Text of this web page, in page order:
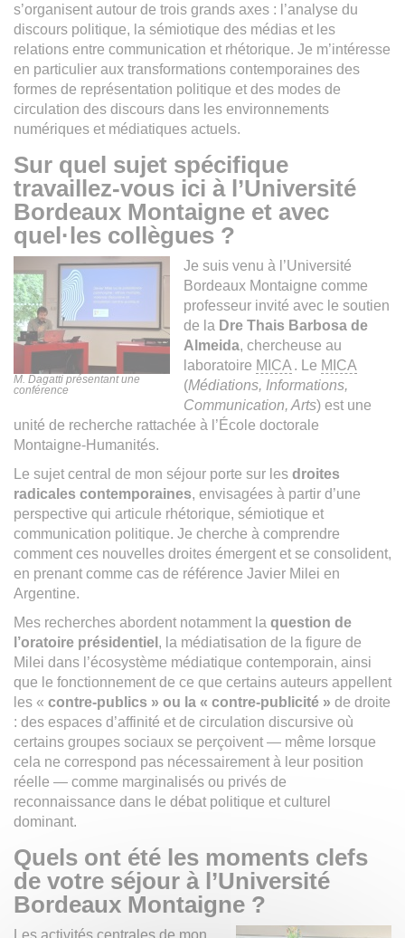
s’organisent autour de trois grands axes : l’analyse du
discours politique, la sémiotique des médias et les
relations entre communication et rhétorique. Je m’intéresse
en particulier aux transformations contemporaines des
formes de représentation politique et des modes de
circulation des discours dans les environnements
numériques et médiatiques actuels.
Sur quel sujet spécifique
travaillez-vous ici à l’Université
Bordeaux Montaigne et avec
quel·les collègues ?
M. Dagatti présentant une
conférence
Je suis venu à l’Université
Bordeaux Montaigne comme
professeur invité avec le soutien
de la Dre Thais Barbosa de
Almeida, chercheuse au
laboratoire MICA . Le MICA
(Médiations, Informations,
Communication, Arts) est une
unité de recherche rattachée à l’École doctorale
Montaigne-Humanités.
Le sujet central de mon séjour porte sur les droites
radicales contemporaines, envisagées à partir d’une
perspective qui articule rhétorique, sémiotique et
communication politique. Je cherche à comprendre
comment ces nouvelles droites émergent et se consolident,
en prenant comme cas de référence Javier Milei en
Argentine.
Mes recherches abordent notamment la question de
l’oratoire présidentiel , la médiatisation de la figure de
Milei dans l’écosystème médiatique contemporain, ainsi
que le fonctionnement de ce que certains auteurs appellent
les « contre-publics » ou la « contre-publicité » de droite
: des espaces d’affinité et de circulation discursive où
certains groupes sociaux se perçoivent — même lorsque
cela ne correspond pas nécessairement à leur position
réelle — comme marginalisés ou privés de
reconnaissance dans le débat politique et culturel
dominant.
Quels ont été les moments clefs
de votre séjour à l’Université
Bordeaux Montaigne ?
Les activités centrales de mon